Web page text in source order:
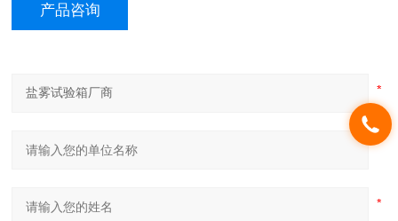
产品咨询